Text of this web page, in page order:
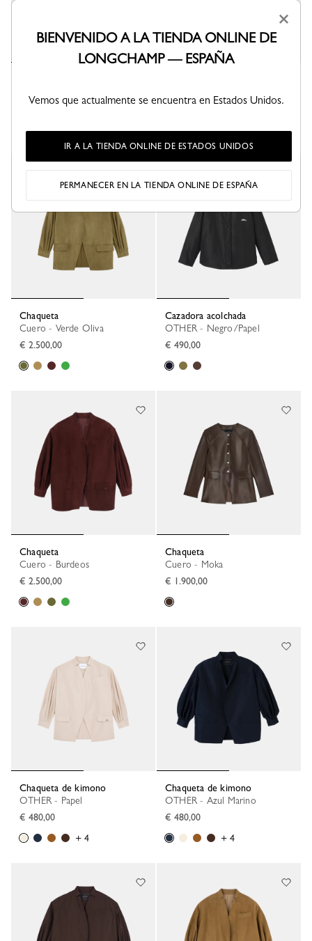
+ 4
Chaqueta
Cuero - Verde Oliva
€ 2.500,00
Cazadora acolchada
OTHER - Negro/Papel
€ 490,00
Chaqueta
Cuero - Burdeos
€ 2.500,00
Chaqueta
Cuero - Moka
€ 1.900,00
Chaqueta de kimono
OTHER - Papel
€ 480,00
+ 4
Chaqueta de kimono
OTHER - Azul Marino
€ 480,00
+ 4
×
BIENVENIDO A LA TIENDA ONLINE DE
LONGCHAMP — ESPAÑA
Vemos que actualmente se encuentra en Estados Unidos.
IR A LA TIENDA ONLINE DE ESTADOS UNIDOS
PERMANECER EN LA TIENDA ONLINE DE ESPAÑA